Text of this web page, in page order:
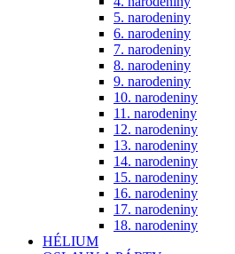
5. narodeniny
6. narodeniny
7. narodeniny
8. narodeniny
9. narodeniny
10. narodeniny
11. narodeniny
12. narodeniny
13. narodeniny
14. narodeniny
15. narodeniny
16. narodeniny
17. narodeniny
18. narodeniny
HÉLIUM